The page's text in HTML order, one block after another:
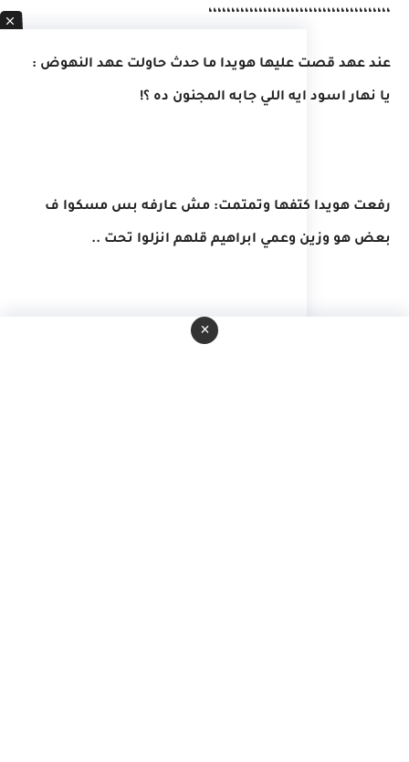
،،،،،،،،،،،،،،،،،،،،،،،،،،،،،،،،،،،،،،،،
عند عهد قصت عليها هويدا ما حدث حاولت عهد النهوض :
يا نهار اسود ايه اللي جابه المجنون ده ؟!
رفعت هويدا كتفها وتمتمت: مش عارفه بس مسكوا ف
بعض هو وزين وعمي ابراهيم قلهم انزلوا تحت ..
×